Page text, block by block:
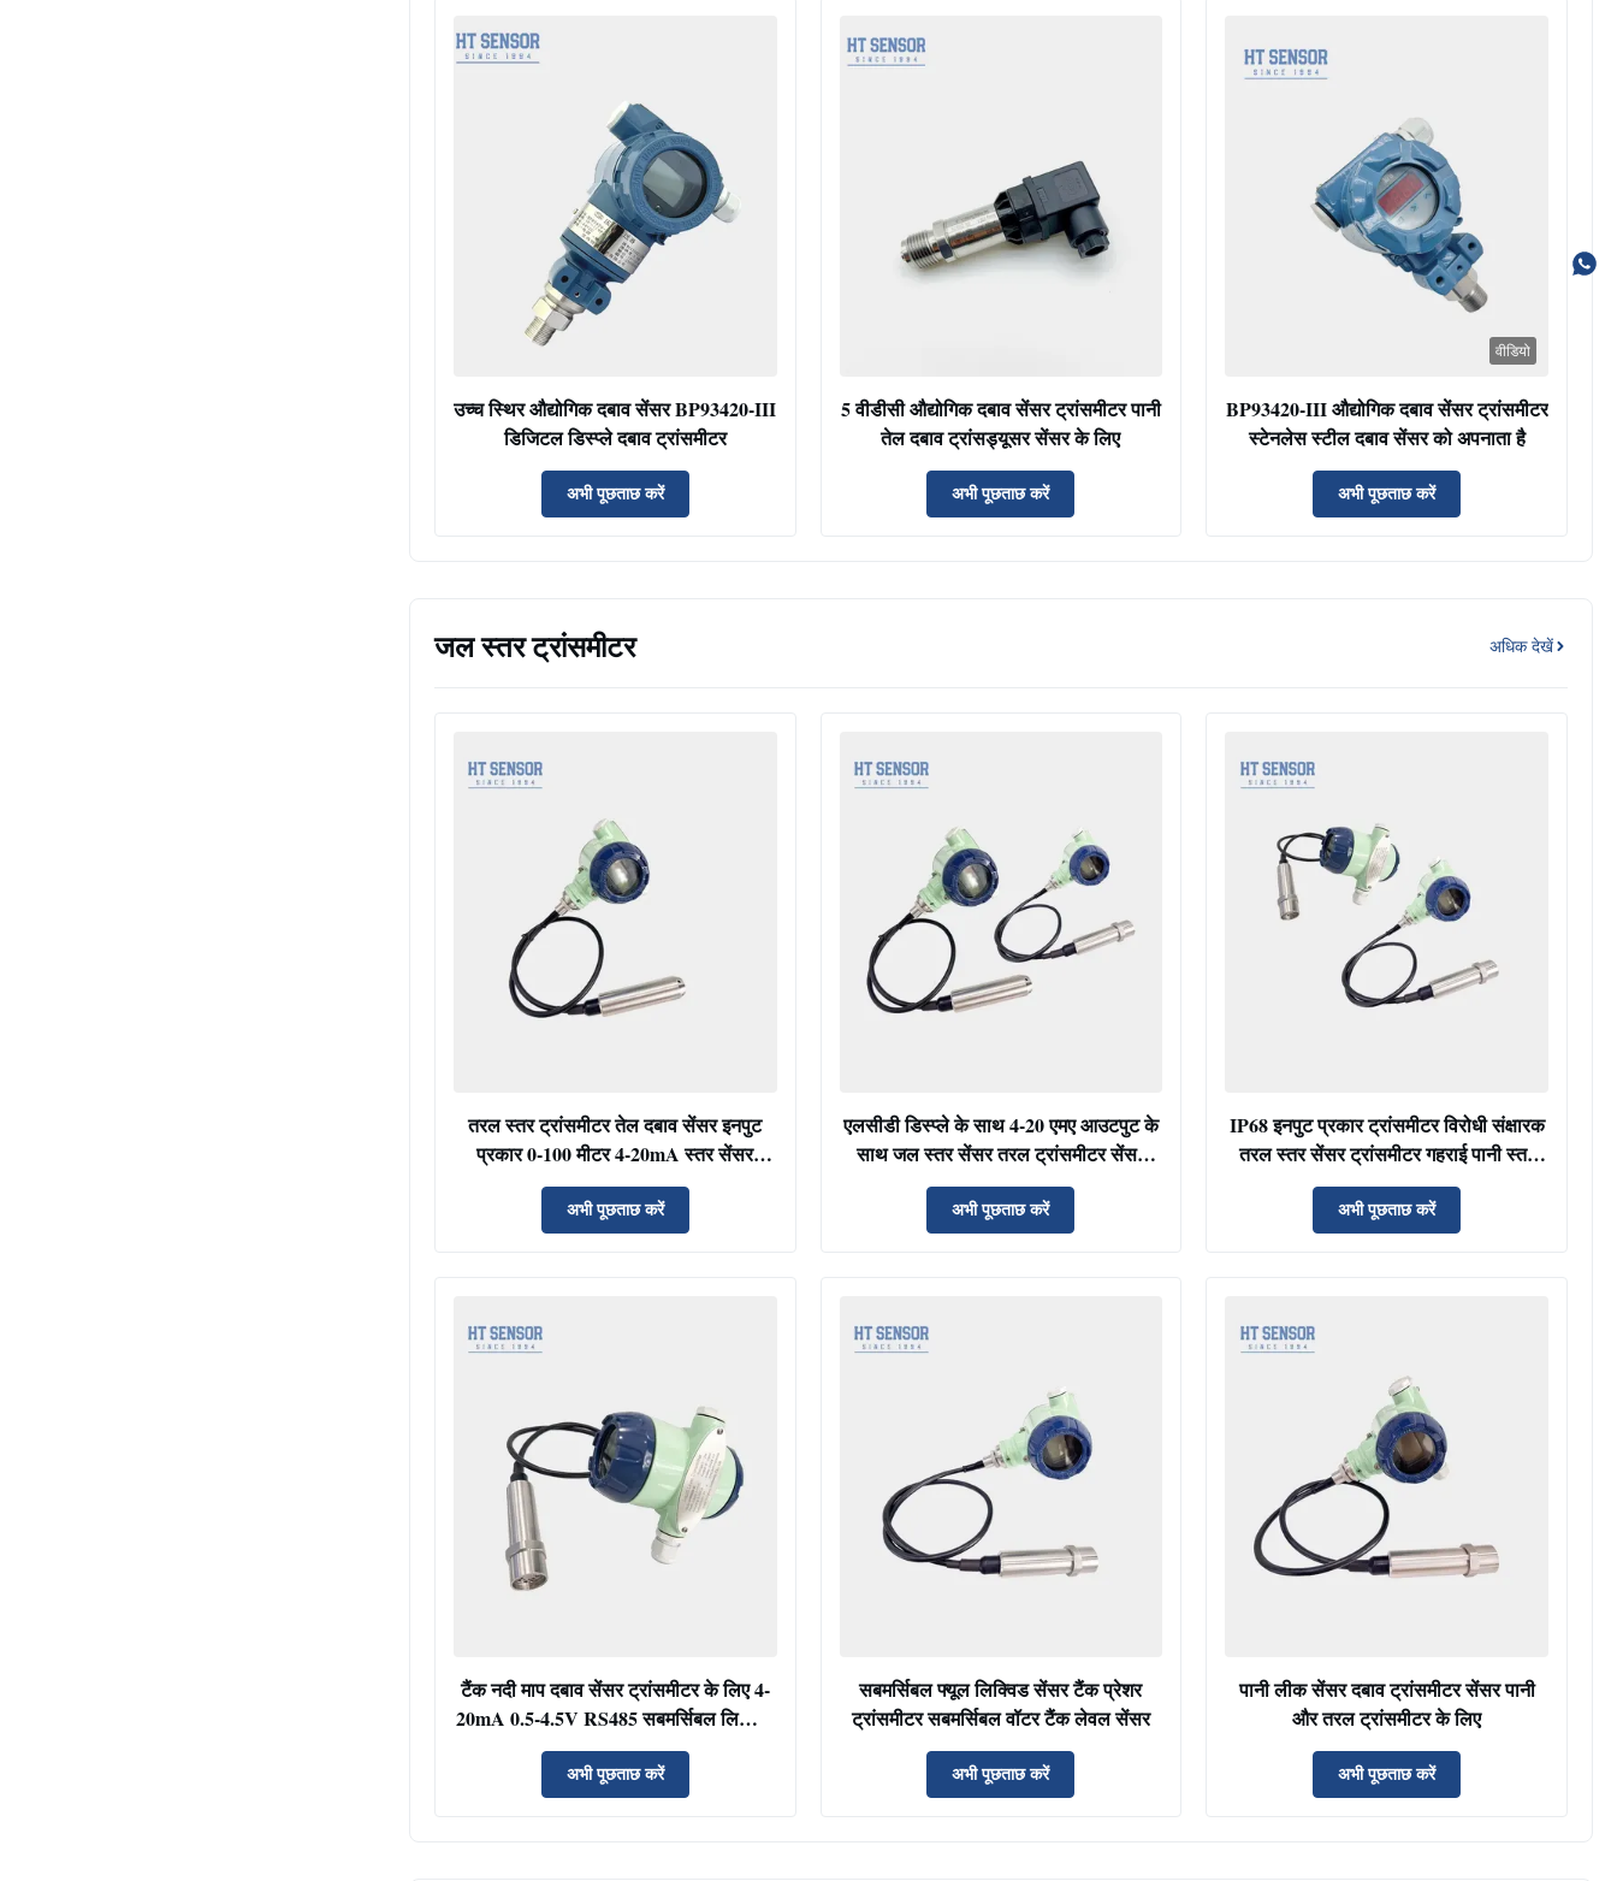
उच्च स्थिर औद्योगिक दबाव सेंसर BP93420-III
डिजिटल डिस्प्ले दबाव ट्रांसमीटर
अभी पूछताछ करें
5 वीडीसी औद्योगिक दबाव सेंसर ट्रांसमीटर पानी
तेल दबाव ट्रांसड्यूसर सेंसर के लिए
अभी पूछताछ करें
वीडियो
BP93420-III औद्योगिक दबाव सेंसर ट्रांसमीटर
स्टेनलेस स्टील दबाव सेंसर को अपनाता है
अभी पूछताछ करें
जल स्तर ट्रांसमीटर अधिक देखें
तरल स्तर ट्रांसमीटर तेल दबाव सेंसर इनपुट
प्रकार 0-100 मीटर 4-20mA स्तर सेंसर
मैग्नेटोस्ट्रिक्टिव स्तर ट्रांसमीटर
अभी पूछताछ करें
एलसीडी डिस्प्ले के साथ 4-20 एमए आउटपुट के
साथ जल स्तर सेंसर तरल ट्रांसमीटर सेंसर
तरल स्तर सेंसर
अभी पूछताछ करें
IP68 इनपुट प्रकार ट्रांसमीटर विरोधी संक्षारक
तरल स्तर सेंसर ट्रांसमीटर गहराई पानी स्तर
सेंसर
अभी पूछताछ करें
टैंक नदी माप दबाव सेंसर ट्रांसमीटर के लिए 4-
20mA 0.5-4.5V RS485 सबमर्सिबल लिक्विड
वॉटर लेवल सेंसर
अभी पूछताछ करें
सबमर्सिबल फ्यूल लिक्विड सेंसर टैंक प्रेशर
ट्रांसमीटर सबमर्सिबल वॉटर टैंक लेवल सेंसर
अभी पूछताछ करें
पानी लीक सेंसर दबाव ट्रांसमीटर सेंसर पानी
और तरल ट्रांसमीटर के लिए
अभी पूछताछ करें